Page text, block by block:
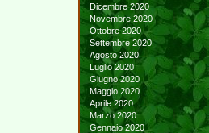
Dicembre 2020
Novembre 2020
Ottobre 2020
Settembre 2020
Agosto 2020
Luglio 2020
Giugno 2020
Maggio 2020
Aprile 2020
Marzo 2020
Gennaio 2020